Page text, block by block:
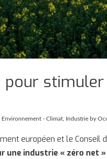
pour
Environnement - Climat Industrie by
européen et le Conseil
une industrie « zéro net »